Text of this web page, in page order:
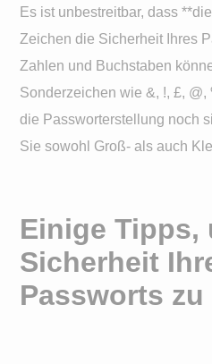
Es ist unbestreitbar, dass
Zeichen die Sicherheit Ihres
Zahlen und Buchstaben
Sonderzeichen wie &, !, £,
die Passworterstellung noch
Sie sowohl Groß- als auch
Einige Tipps,
Sicherheit
Passworts